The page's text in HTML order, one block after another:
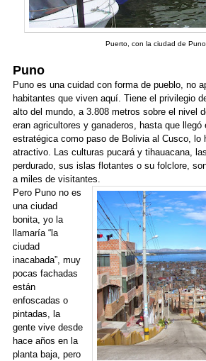
Puerto, con la ciudad de
Puno
Puno es una cuidad con forma de pueblo, no
habitantes que viven aquí. Tiene el privilegio
alto del mundo, a 3.808 metros sobre el nivel
eran agricultores y ganaderos, hasta que
estratégica como paso de Bolivia al Cusco, lo
atractivo. Las culturas pucará y tihauacana,
perdurado, sus islas flotantes o su folclore,
a miles de visitantes.
Pero Puno no es
una ciudad
bonita, yo la
llamaría “la
ciudad
inacabada”, muy
pocas fachadas
están
enfoscadas o
pintadas, la
gente vive desde
hace años en la
planta baja, pero